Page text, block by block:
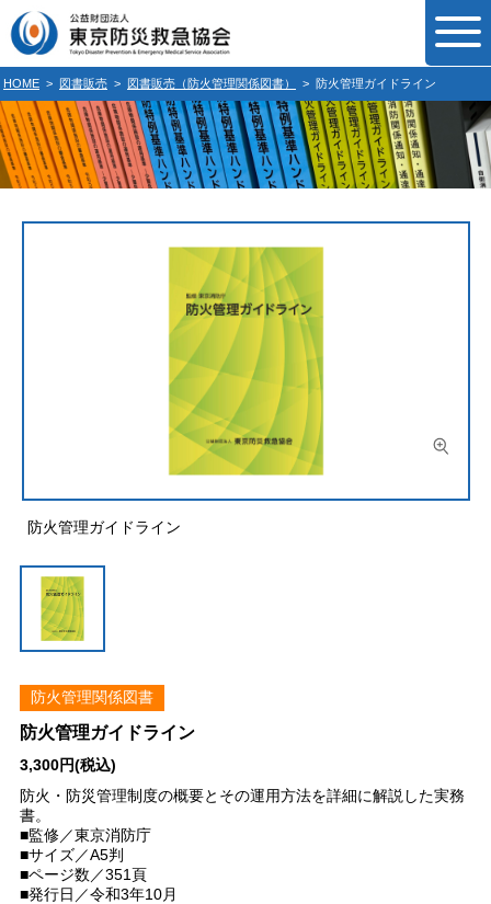
HOME > 図書販売 > 図書販売（防火管理関係図書） > 防火管理ガイドライン
防火管理ガイドライン
防火管理関係図書
防火管理ガイドライン
3,300円(税込)
防火・防災管理制度の概要とその運用方法を詳細に解説した実務
書。
■監修／東京消防庁
■サイズ／A5判
■ページ数／351頁
■発行日／令和3年10月